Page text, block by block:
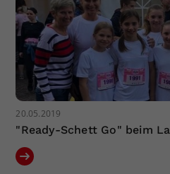
20.05.2019
"Ready-Schett Go" beim